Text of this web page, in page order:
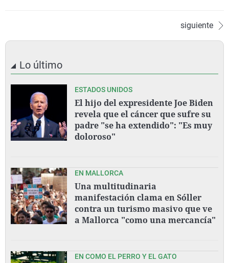
siguiente
Lo último
ESTADOS UNIDOS
El hijo del expresidente Joe Biden
revela que el cáncer que sufre su
padre "se ha extendido": "Es muy
doloroso"
EN MALLORCA
Una multitudinaria
manifestación clama en Sóller
contra un turismo masivo que ve
a Mallorca "como una mercancía"
EN COMO EL PERRO Y EL GATO